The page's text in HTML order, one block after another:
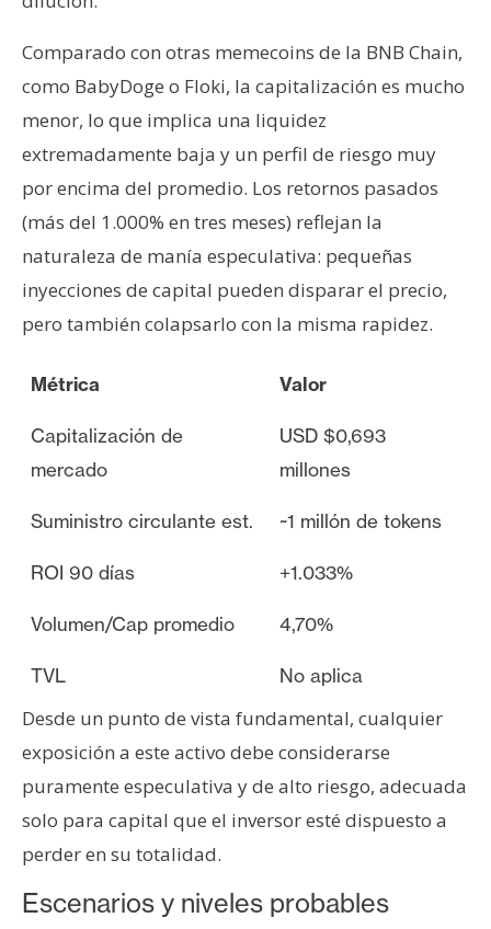
Comparado con otras memecoins de la BNB Chain,
como BabyDoge o Floki, la capitalización es mucho
menor, lo que implica una liquidez
extremadamente baja y un perfil de riesgo muy
por encima del promedio. Los retornos pasados
(más del 1.000% en tres meses) reflejan la
naturaleza de manía especulativa: pequeñas
inyecciones de capital pueden disparar el precio,
pero también colapsarlo con la misma rapidez.
Métrica Valor
Capitalización de
mercado
USD $0,693
millones
Suministro circulante est. ~1 millón de tokens
ROI 90 días +1.033%
Volumen/Cap promedio 4,70%
TVL No aplica
Desde un punto de vista fundamental, cualquier
exposición a este activo debe considerarse
puramente especulativa y de alto riesgo, adecuada
solo para capital que el inversor esté dispuesto a
perder en su totalidad.
Escenarios y niveles probables